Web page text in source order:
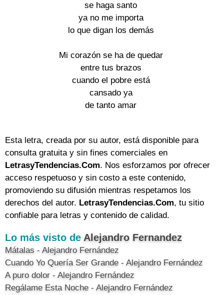
se haga santo
ya no me importa
lo que digan los demás
Mi corazón se ha de quedar
entre tus brazos
cuando el pobre está
cansado ya
de tanto amar
Esta letra, creada por su autor, está disponible para
consulta gratuita y sin fines comerciales en
LetrasyTendencias.Com. Nos esforzamos por ofrecer
acceso respetuoso y sin costo a este contenido,
promoviendo su difusión mientras respetamos los
derechos del autor. LetrasyTendencias.Com, tu sitio
confiable para letras y contenido de calidad.
Lo más visto de Alejandro Fernandez
Mátalas - Alejandro Fernández
Cuando Yo Quería Ser Grande - Alejandro Fernández
A puro dolor - Alejandro Fernández
Regálame Esta Noche - Alejandro Fernández